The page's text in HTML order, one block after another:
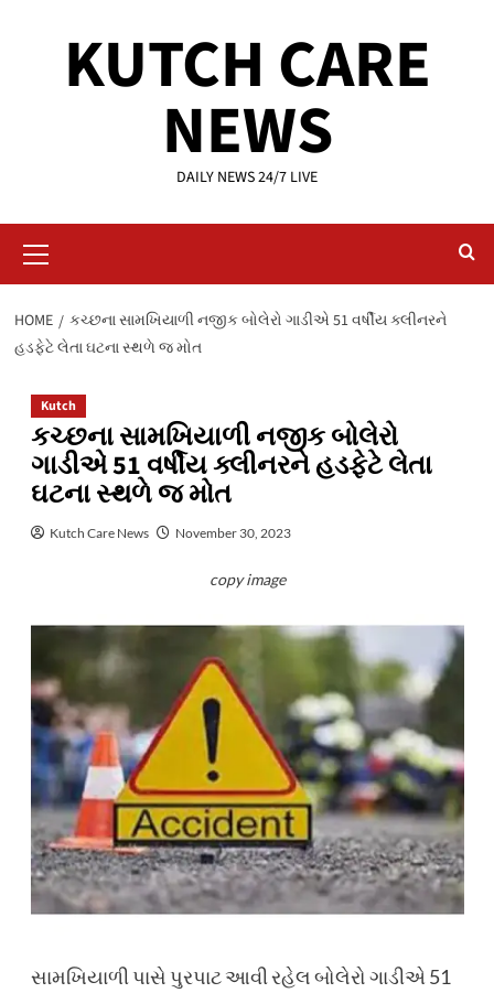
KUTCH CARE
NEWS
DAILY NEWS 24/7 LIVE
Menu
HOME
કચ્છના સામખિયાળી નજીક બોલેરો ગાડીએ 51 વર્ષીય ક્લીનરને
હડફેટે લેતા ઘટના સ્થળે જ મોત
Kutch
કચ્છના સામખિયાળી નજીક બોલેરો
ગાડીએ 51 વર્ષીય ક્લીનરને હડફેટે લેતા
ઘટના સ્થળે જ મોત
Kutch Care News November 30, 2023
copy image
સામખિયાળી પાસે પુરપાટ આવી રહેલ બોલેરો ગાડીએ 51